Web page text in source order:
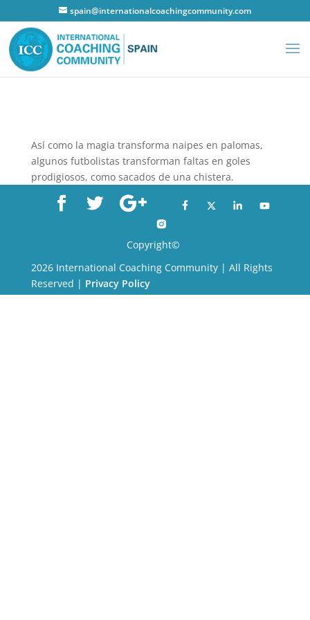
spain@internationalcoachingcommunity.com
Así como la magia transforma naipes en palomas,
algunos futbolistas transforman faltas en goles
prodigiosos, como sacados de una chistera.
Copyright©
2026 International Coaching Community | All Rights
Reserved | Privacy Policy